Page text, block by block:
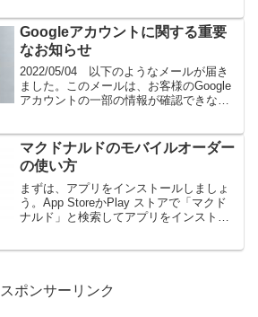
わたって所有者が現れない...
Googleアカウントに関する重要
なお知らせ
2022/05/04 以下のようなメールが届き
ました。このメールは、お客様のGoogle
アカウントの一部の情報が確認できない
場合、このアカウントでご利用いただい
ているサ...
マクドナルドのモバイルオーダー
の使い方
まずは、アプリをインストールしましょ
う。App StoreかPlay ストアで「マクド
ナルド」と検索してアプリをインストー
スポンサーリンク